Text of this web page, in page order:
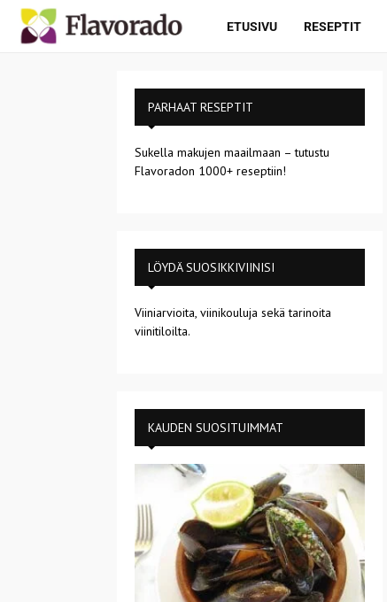
ETUSIVU RESEPTIT
PARHAAT RESEPTIT
Sukella makujen maailmaan – tutustu
Flavoradon 1000+ reseptiin!
LÖYDÄ SUOSIKKIVIINISI
Viiniarvioita, viinikouluja sekä tarinoita
viinitiloilta.
KAUDEN SUOSITUIMMAT